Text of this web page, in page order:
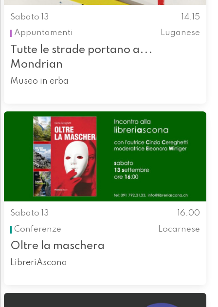
Sabato 13
14.15
Appuntamenti
Luganese
Tutte le strade portano a...
Mondrian
Museo in erba
Sabato 13
16.00
Conferenze
Locarnese
Oltre la maschera
LibreriAscona